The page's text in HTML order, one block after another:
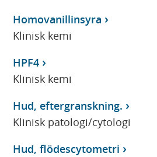
Homovanillinsyra
Klinisk kemi
HPF4
Klinisk kemi
Hud, eftergranskning.
Klinisk patologi/cytologi
Hud, flödescytometri